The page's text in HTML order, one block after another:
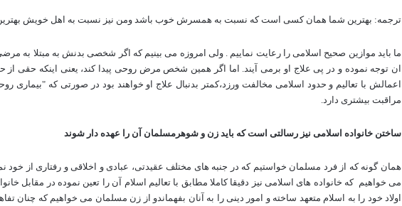
ترجمه: بهترین شما همان کسی است که نسبت به همسرش خوب باشد ومن نیز نسبت به اهل خویش
ما باید موازین صحیح اسلامی را رعایت نماییم . ولی امروزه می بینیم که اگر شخصی بدنش به مبتلا به
ان توجه نموده و در پی علاج او برمی آیند. اما اگر همین شخص مرض روحی پیدا کند، یعنی اینکه حقی از
اعمالش با تعالیم و حدود اسلامی مخالفت ورزد،کمتر بدنبال علاج او خواهند بود در صورتی که "بیماری
مراقبت بیشتری دارد.
ساختن خانواده اسلامی نیز رسالتی است که باید زن و شوهرمسلمان آن را عهده دار شوند
همان گونه که از فرد مسلمان خواستیم که در جنبه های مختلف عقیدتی، عبادی و اخلاقی و رفتاری از خود
می خواهیم که خانواده های اسلامی نیز دقیقا کاملا مطابق با تعالیم اسلام آن را تعین نموده در مقابل
اولاد خود را به اسلام متعهد ساخته و امور دینی را به آنان بفهماندو از زن مسلمان می خواهیم که چنان